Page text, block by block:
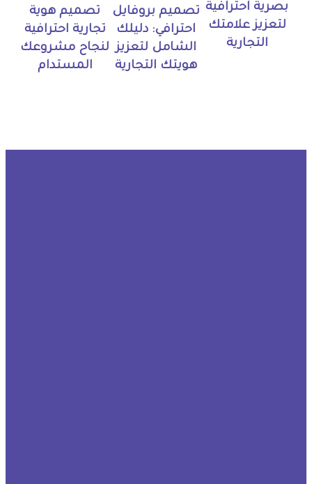
بصرية احترافية
لتعزيز علامتك
التجارية
تصميم بروفايل
احترافي: دليلك
الشامل لتعزيز
هويتك التجارية
تصميم هوية
تجارية احترافية
لنجاح مشروعك
المستدام